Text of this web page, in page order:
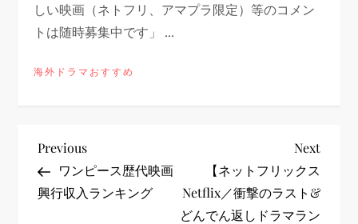
しい映画（ネトフリ、アマプラ限定）等のコメン
トは随時募集中です」 ...
海外ドラマおすすめ
投
稿
Previous
Post
Previous
ワンピース歴代映画
興行収入ランキング
Next
Next
【ネットフリックス
Netflix／衝撃のラスト&
どんでん返しドラマラン